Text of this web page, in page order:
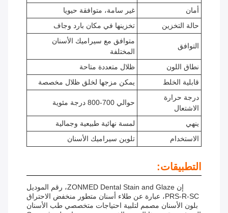
أمان
غير سامة، متوافقة حيويا
حالة التخزين
تخزينها في مكان بارد وجاف
التوافق
متوافق مع سيراميك الأسنان
المختلفة
نطاق اللون
ظلال متعددة متاحة
قابلية الخلط
يمكن مزجها لخلق ظلال مخصصة
درجة حرارة
الاشتعال
حوالي 700-800 درجة مئوية
ينهي
لمسة نهائية طبيعية وجمالية
الاستخدام
تلوين سيراميك الأسنان
التطبيقات:
إن ZONMED Dental Stain and Glaze، رقم الموديل
PRS-R-SC، عبارة عن طلاء أسنان متطور منخفض الاحتراق
بلون الأسنان مصمم لتلبية احتياجات متخصصي طب الأسنان